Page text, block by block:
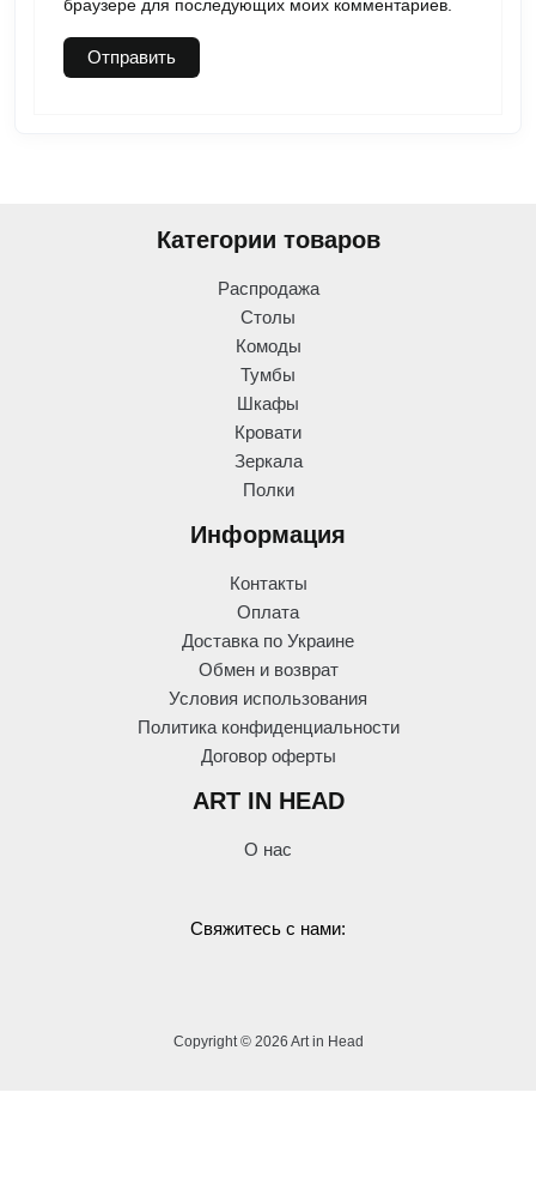
браузере для последующих моих комментариев.
Категории товаров
Распродажа
Столы
Комоды
Тумбы
Шкафы
Кровати
Зеркала
Полки
Информация
Контакты
Оплата
Доставка по Украине
Обмен и возврат
Условия использования
Политика конфиденциальности
Договор оферты
ART IN HEAD
О нас
Свяжитесь с нами:
Copyright © 2026 Art in Head